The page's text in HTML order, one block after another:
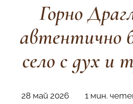
Горно
автентично
село с дух и
28 май 2026 1 мин.